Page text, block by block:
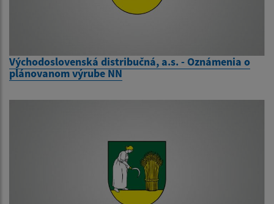
Východoslovenská distribučná, a.s. - Oznámenia o
plánovanom výrube NN